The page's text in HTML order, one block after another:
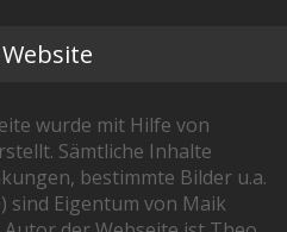
wurde mit Hilfe von
Sämtliche Inhalte
bestimmte Bilder u.a.
sind Eigentum von Maik